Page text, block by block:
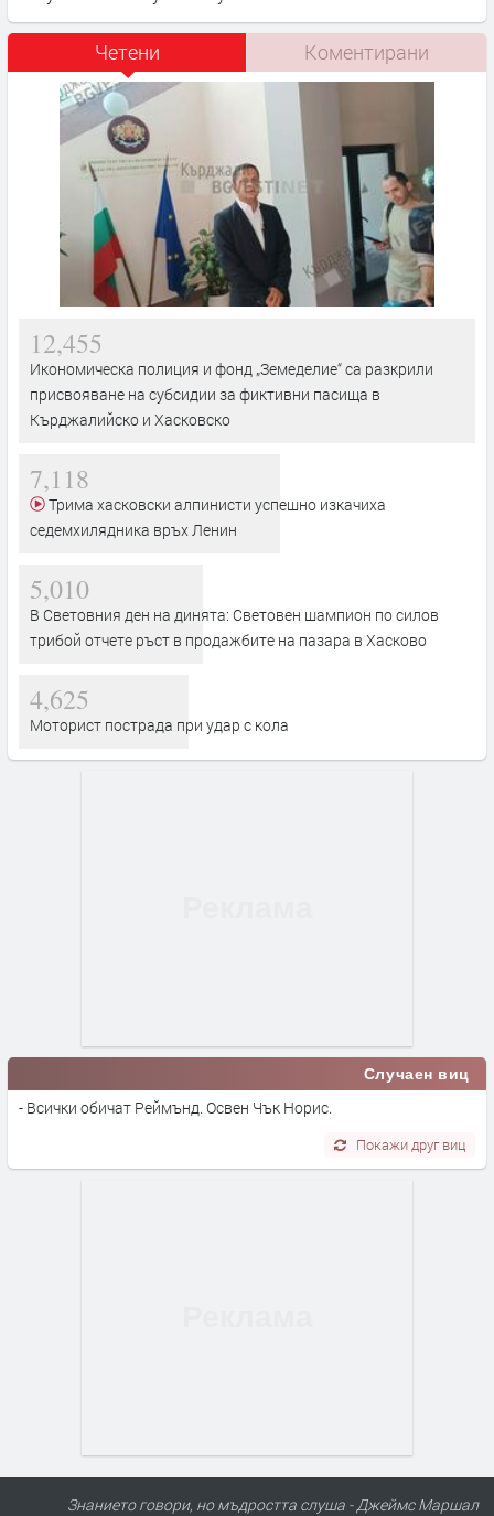
Четени Коментирани
12,455
Икономическа полиция и фонд „Земеделие“ са разкрили
присвояване на субсидии за фиктивни пасища в
Кърджалийско и Хасковско
7,118
седемхилядника връх Ленин
5,010
В Световния ден на динята: Световен шампион по силов
трибой отчете ръст в продажбите на пазара в Хасково
4,625
Моторист пострада при удар с кола
Случаен виц
- Всички обичат Реймънд. Освен Чък Норис.
Покажи друг виц
Знанието говори, но мъдростта слуша - Джеймс Маршал